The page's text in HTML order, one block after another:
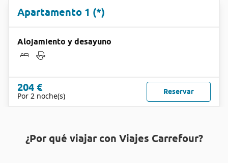
Apartamento 1 (*)
Alojamiento y desayuno
204 €
Por 2 noche(s) Reservar
¿Por qué viajar con Viajes Carrefour?